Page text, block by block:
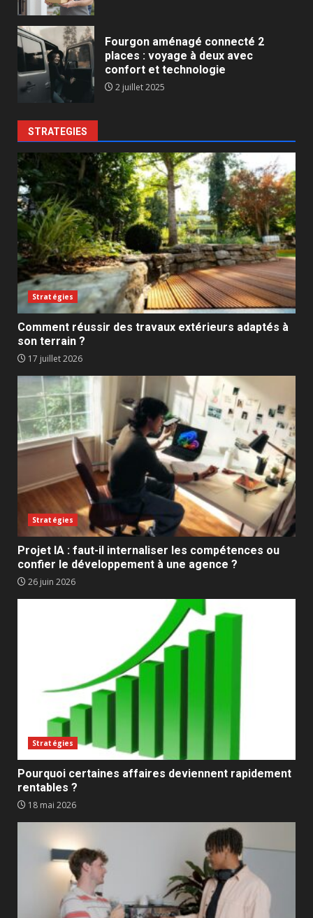
Fourgon aménagé connecté 2
places : voyage à deux avec
confort et technologie
2 juillet 2025
STRATEGIES
Stratégies
Comment réussir des travaux extérieurs adaptés à
son terrain ?
17 juillet 2026
Stratégies
Projet IA : faut-il internaliser les compétences ou
confier le développement à une agence ?
26 juin 2026
Stratégies
Pourquoi certaines affaires deviennent rapidement
rentables ?
18 mai 2026